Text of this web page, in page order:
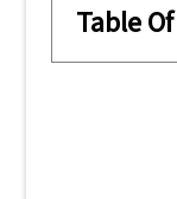
Table